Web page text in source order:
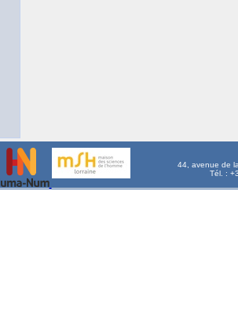
44, avenue de
Tél. :